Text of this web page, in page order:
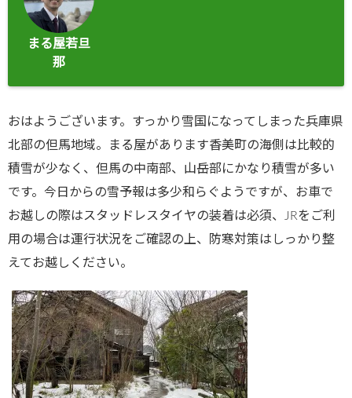
まる屋若旦
那
おはようございます。すっかり雪国になってしまった兵庫県
北部の但馬地域。まる屋があります香美町の海側は比較的
積雪が少なく、但馬の中南部、山岳部にかなり積雪が多い
です。今日からの雪予報は多少和らぐようですが、お車で
お越しの際はスタッドレスタイヤの装着は必須、JRをご利
用の場合は運行状況をご確認の上、防寒対策はしっかり整
えてお越しください。